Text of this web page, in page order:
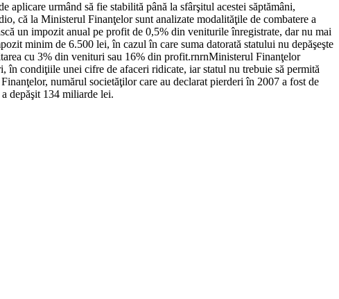
urmând să fie stabilită până la sfârşitul acestei săptămâni,
că la Ministerul Finanţelor sunt analizate modalităţile de combatere a
un impozit anual pe profit de 0,5% din veniturile înregistrate, dar nu mai
minim de 6.500 lei, în cazul în care suma datorată statului nu depăşeşte
cu 3% din venituri sau 16% din profit.rnrnMinisterul Finanţelor
în condiţiile unei cifre de afaceri ridicate, iar statul nu trebuie să permită
numărul societăţilor care au declarat pierderi în 2007 a fost de
depăşit 134 miliarde lei.